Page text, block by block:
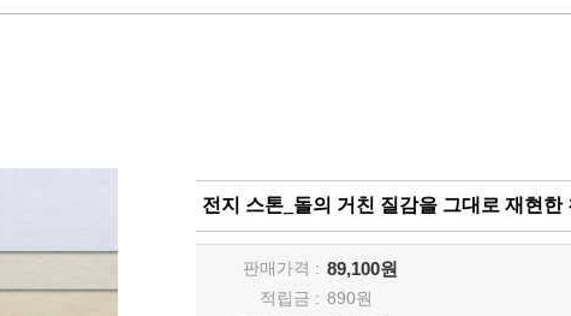
전지 스톤_돌의 거친 질감을 그대로 재현한
판매가격 : 89,100원
적립금 : 890원